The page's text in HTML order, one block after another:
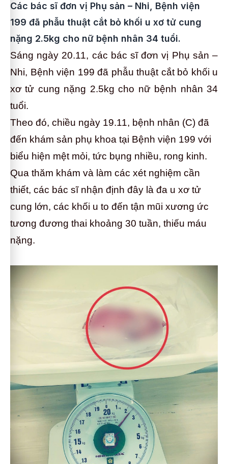
Các bác sĩ đơn vị Phụ sản – Nhi, Bệnh viện
199 đã phẫu thuật cắt bỏ khối u xơ tử cung
nặng 2.5kg cho nữ bệnh nhân 34 tuổi.
Sáng ngày 20.11, các bác sĩ đơn vị Phụ sản –
Nhi, Bệnh viện 199 đã phẫu thuật cắt bỏ khối u
xơ tử cung nặng 2.5kg cho nữ bệnh nhân 34
tuổi.
Theo đó, chiều ngày 19.11, bệnh nhân (C) đã
đến khám sản phụ khoa tại Bệnh viện 199 với
biểu hiện mệt mỏi, tức bụng nhiều, rong kinh.
Qua thăm khám và làm các xét nghiệm cần
thiết, các bác sĩ nhận định đây là đa u xơ tử
cung lớn, các khối u to đến tận mũi xương ức
tương đương thai khoảng 30 tuần, thiếu máu
nặng.